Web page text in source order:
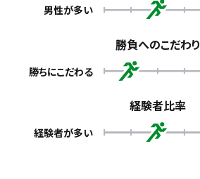
男性が多い
勝負へのこだわり
勝ちにこだわる
経験者比率
経験者が多い